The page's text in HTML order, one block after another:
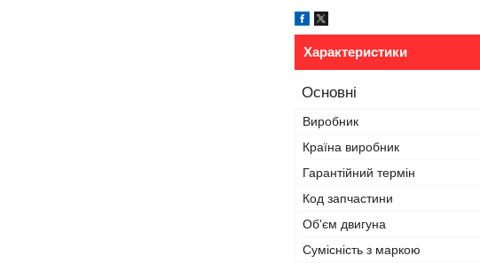
Характеристики
Основні
Виробник
Країна виробник
Гарантійний термін
Код запчастини
Об'єм двигуна
Сумісність з маркою